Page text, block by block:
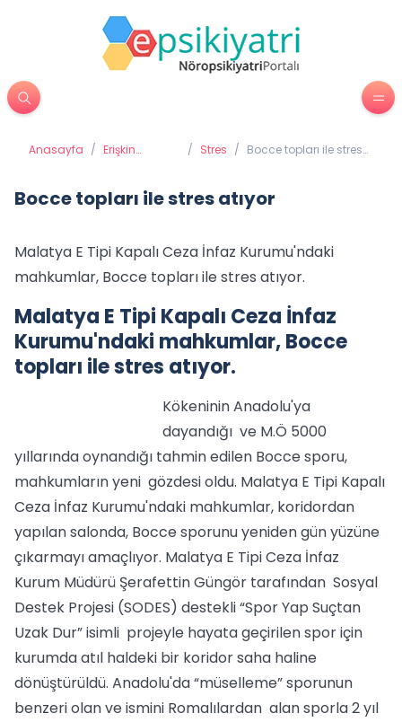
Anasayfa / Erişkin
/ Stres / Bocce topları ile stres
Bocce topları ile stres atıyor
Malatya E Tipi Kapalı Ceza İnfaz Kurumu'ndaki
mahkumlar, Bocce topları ile stres atıyor.
Malatya E Tipi Kapalı Ceza İnfaz
Kurumu'ndaki mahkumlar, Bocce
topları ile stres atıyor.
Kökeninin Anadolu'ya
dayandığı ve M.Ö 5000
yıllarında oynandığı tahmin edilen Bocce sporu,
mahkumların yeni gözdesi oldu. Malatya E Tipi Kapalı
Ceza İnfaz Kurumu'ndaki mahkumlar, koridordan
yapılan salonda, Bocce sporunu yeniden gün yüzüne
çıkarmayı amaçlıyor. Malatya E Tipi Ceza İnfaz
Kurum Müdürü Şerafettin Güngör tarafından Sosyal
Destek Projesi (SODES) destekli “Spor Yap Suçtan
Uzak Dur” isimli projeyle hayata geçirilen spor için
kurumda atıl haldeki bir koridor saha haline
dönüştürüldü. Anadolu'da “müselleme” sporunun
benzeri olan ve ismini Romalılardan alan sporla 2 yıl